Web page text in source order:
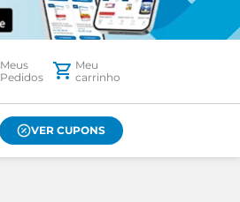
Meus
Pedidos
VER CUPONS